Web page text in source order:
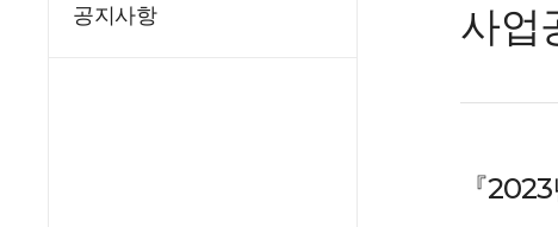
공지사항 사업
『